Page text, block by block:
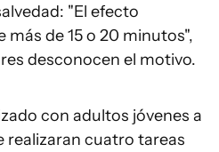
"El efecto
de 15 o 20 minutos",
desconocen el motivo.
con adultos jóvenes a
realizaran cuatro tareas